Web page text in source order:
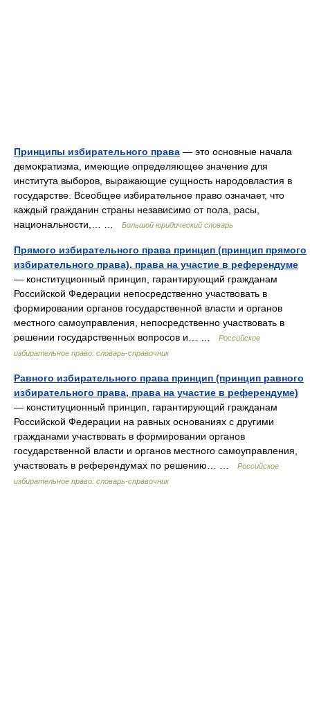
Принципы избирательного права — это основные начала
демократизма, имеющие определяющее значение для
института выборов, выражающие сущность народовластия в
государстве. Всеобщее избирательное право означает, что
каждый гражданин страны независимо от пола, расы,
национальности,… …
Большой юридический словарь
Прямого избирательного права принцип (принцип прямого
избирательного права), права на участие в референдуме
— конституционный принцип, гарантирующий гражданам
Российской Федерации непосредственно участвовать в
формировании органов государственной власти и органов
местного самоуправления, непосредственно участвовать в
решении государственных вопросов и… …
Российское
избирательное право: словарь-справочник
Равного избирательного права принцип (принцип равного
избирательного права, права на участие в референдуме)
— конституционный принцип, гарантирующий гражданам
Российской Федерации на равных основаниях с другими
гражданами участвовать в формировании органов
государственной власти и органов местного самоуправления,
участвовать в референдумах по решению… …
Российское
избирательное право: словарь-справочник